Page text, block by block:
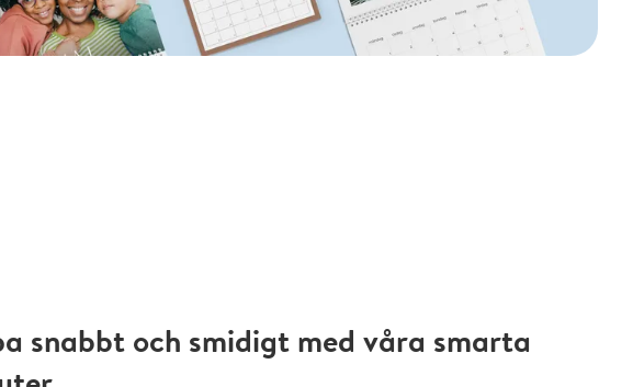
snabbt och smidigt med våra smarta